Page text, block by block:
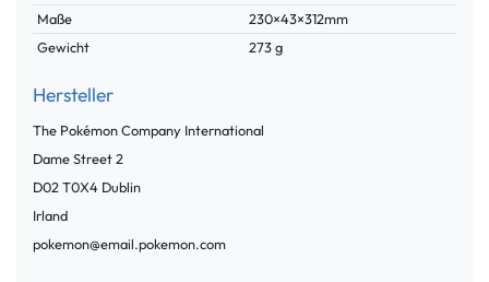
Maße
230×43×312mm
Gewicht
273 g
Hersteller
The Pokémon Company International
Dame Street2
D02 T0X4 Dublin
Irland
pokemon@email.pokemon.com